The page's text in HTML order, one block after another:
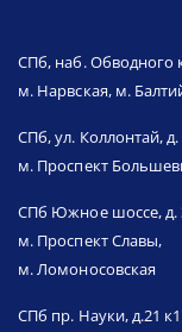
СПб, наб. Обводного
м. Нарвская, м.
СПб, ул. Коллонтай, д.
м. Проспект
СПб Южное шоссе, д.
м. Проспект Славы,
м. Ломоносовская
СПб пр. Науки, д.21 к1